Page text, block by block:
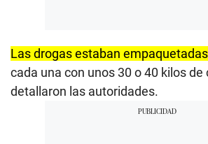
Las drogas estaban
cada una con unos 30 o 40 kilos de
detallaron las autoridades.